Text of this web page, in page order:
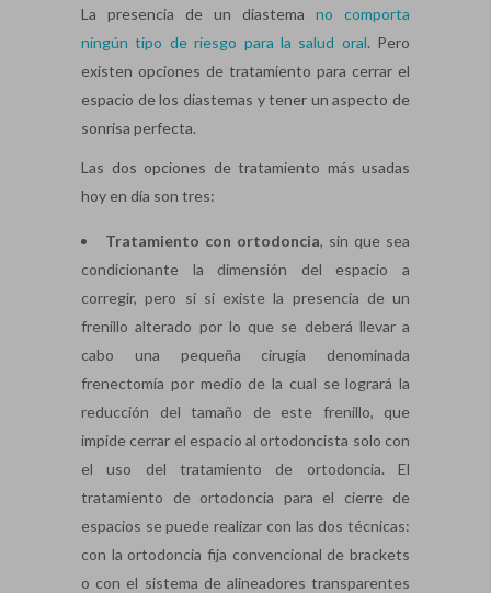
La presencia de un diastema no comporta
ningún tipo de riesgo para la salud oral. Pero
existen opciones de tratamiento para cerrar el
espacio de los diastemas y tener un aspecto de
sonrisa perfecta.
Las dos opciones de tratamiento más usadas
hoy en día son tres:
Tratamiento con ortodoncia, sin que sea
condicionante la dimensión del espacio a
corregir, pero sí si existe la presencia de un
frenillo alterado por lo que se deberá llevar a
cabo una pequeña cirugía denominada
frenectomía por medio de la cual se logrará la
reducción del tamaño de este frenillo, que
impide cerrar el espacio al ortodoncista solo con
el uso del tratamiento de ortodoncia. El
tratamiento de ortodoncia para el cierre de
espacios se puede realizar con las dos técnicas:
con la ortodoncia fija convencional de brackets
o con el sistema de alineadores transparentes